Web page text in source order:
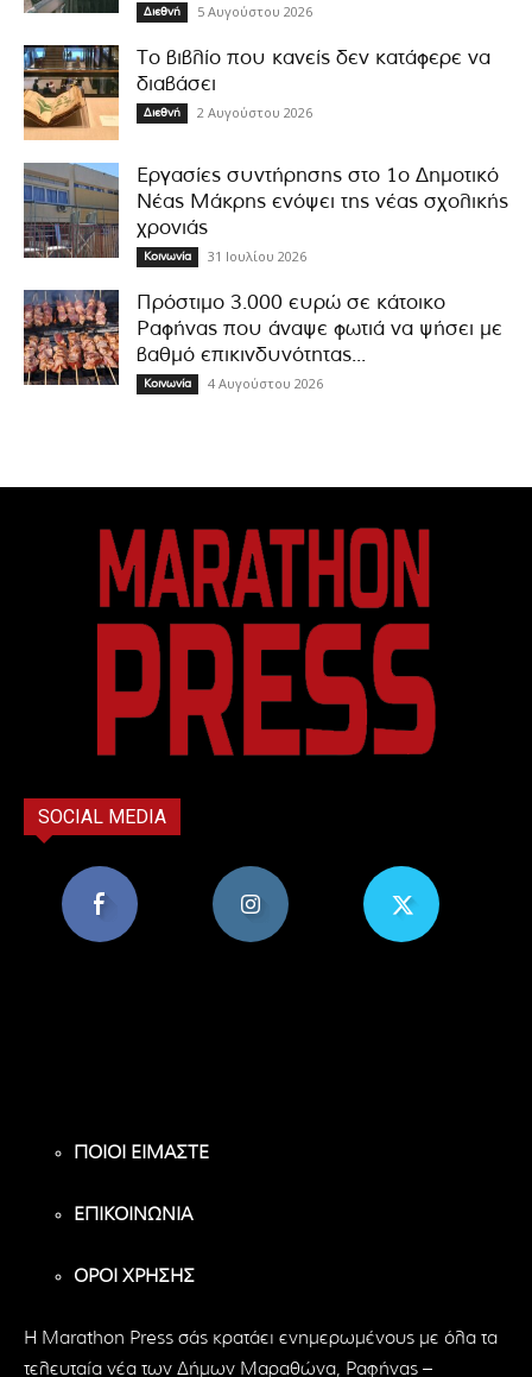
Διεθνή 5 Αυγούστου 2026
Το βιβλίο που κανείς δεν κατάφερε να
διαβάσει
Διεθνή 2 Αυγούστου 2026
Εργασίες συντήρησης στο 1ο Δημοτικό
Νέας Μάκρης ενόψει της νέας σχολικής
χρονιάς
Κοινωνία 31 Ιουλίου 2026
Πρόστιμο 3.000 ευρώ σε κάτοικο
Ραφήνας που άναψε φωτιά να ψήσει με
βαθμό επικινδυνότητας...
Κοινωνία 4 Αυγούστου 2026
SOCIAL MEDIA
ΠΟΙΟΙ ΕΙΜΑΣΤΕ
ΕΠΙΚΟΙΝΩΝΙΑ
ΟΡΟΙ ΧΡΗΣΗΣ
H Marathon Press σάς κρατάει ενημερωμένους με όλα τα
τελευταία νέα των Δήμων Μαραθώνα, Ραφήνας –